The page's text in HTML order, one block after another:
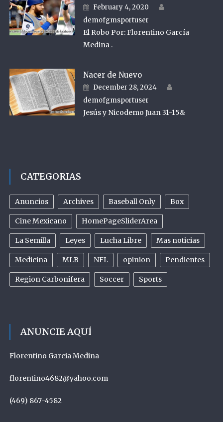
Posted on
February 4, 2020
demofgmsportuser
El Robo Por: Florentino García
Medina .
Nacer de Nuevo
Posted on
December 28, 2024
demofgmsportuser
Jesús y Nicodemo Juan 31-15&
CATEGORIAS
Anuncios Archives Baseball Only Box
Cine Mexicano HomePageSliderArea
La Semilla Leyes Lucha Libre Mas noticias
Medicina MLB NFL opinion Pendientes
Region Carbonifera Soccer Sports
ANUNCIE AQUÍ
Florentino Garcia Medina
florentino4682@yahoo.com
(469) 867-4582